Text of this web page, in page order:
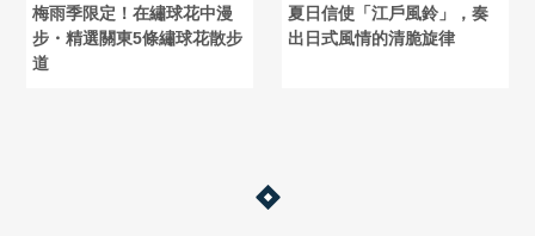
梅雨季限定！在繡球花中漫
步・精選關東5條繡球花散步
道
夏日信使「江戶風鈴」，奏
出日式風情的清脆旋律